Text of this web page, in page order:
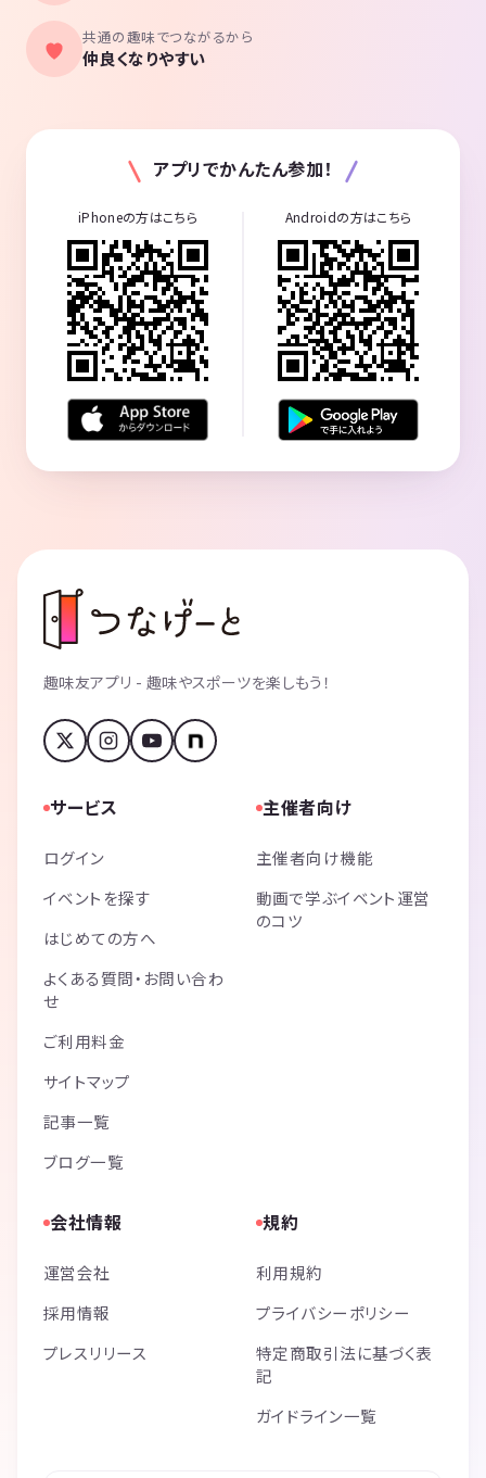
共通の趣味でつながるから
仲良くなりやすい
アプリでかんたん参加！
iPhoneの方はこちら Androidの方はこちら
趣味友アプリ - 趣味やスポーツを楽しもう！
サービス
ログイン
イベントを探す
はじめての方へ
よくある質問・お問い合わ
せ
ご利用料金
サイトマップ
記事一覧
ブログ一覧
主催者向け
主催者向け機能
動画で学ぶイベント運営
のコツ
会社情報
運営会社
採用情報
プレスリリース
規約
利用規約
プライバシーポリシー
特定商取引法に基づく表
記
ガイドライン一覧